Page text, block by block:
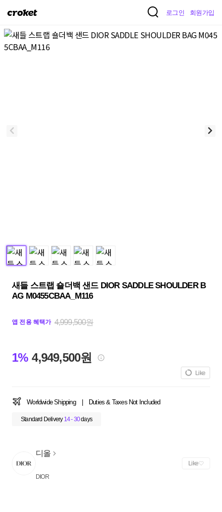
크
켓
로그인 회원가입
새들 스트랩 숄더백 샌드 DIOR SADDLE SHOULDER B
AG M0455CBAA_M116
앱 전용 혜택가 4,999,500원
1% 4,949,500원
Like
Worldwide Shipping Duties & Taxes Not Included
Standard Delivery 14 - 30days
디올
DIOR
Like